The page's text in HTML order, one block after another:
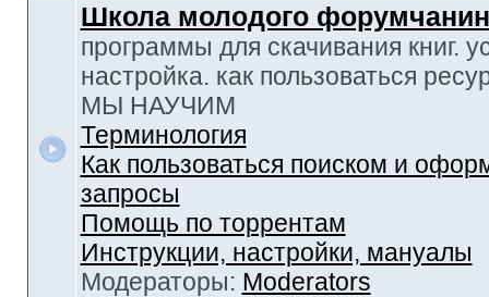
Школа молодого
программы для скачивания книг.
настройка. как пользоваться
МЫ НАУЧИМ
Терминология
Как пользоваться поиском и
запросы
Помощь по торрентам
Инструкции, настройки, мануалы
Модераторы: Moderators